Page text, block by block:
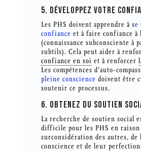
5. DÉVELOPPEZ VOTRE
Les PHS doivent apprendre à se
confiance et à faire confiance
(connaissance subconsciente à
subtils). Cela peut aider à
confiance en soi et à renforcer
Les compétences d’auto-
pleine conscience doivent être
soutenir ce processus.
6. OBTENEZ DU SOUTIEN
La recherche de soutien social
difficile pour les PHS en
surconsidération des autres, de
conscience et de leur